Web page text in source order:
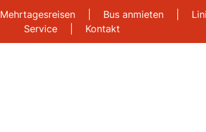
Mehrtagesreisen Bus anmieten
Service
Kontakt